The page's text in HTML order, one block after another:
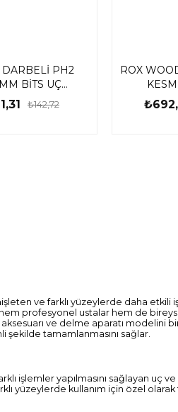
DARBELİ PH2
BİTS UÇ
₺142,72
ROX
ve farklı yüzeylerde daha
profesyonel ustalar hem de
ve delme aparatı modelini
şekilde tamamlanmasını sağlar.
işlemler yapılmasını sağlayan uç
yüzeylerde kullanım için özel olarak